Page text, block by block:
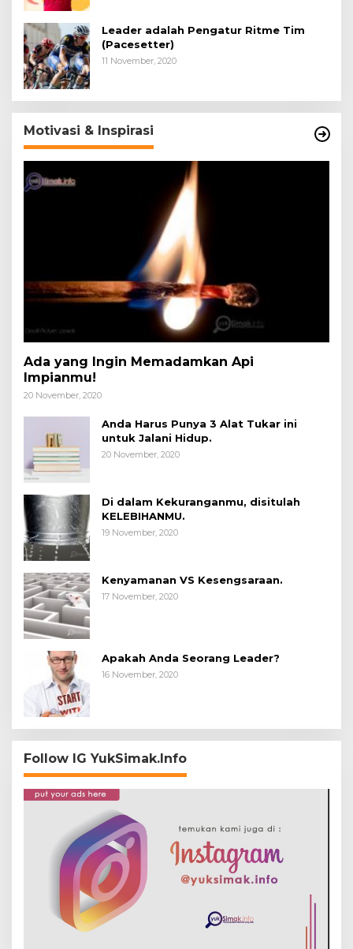
Leader adalah Pengatur Ritme Tim
(Pacesetter)
11 November, 2020
Motivasi & Inspirasi
Ada yang Ingin Memadamkan Api
Impianmu!
20 November, 2020
Anda Harus Punya 3 Alat Tukar ini
untuk Jalani Hidup.
20 November, 2020
Di dalam Kekuranganmu, disitulah
KELEBIHANMU.
19 November, 2020
Kenyamanan VS Kesengsaraan.
17 November, 2020
Apakah Anda Seorang Leader?
16 November, 2020
Follow IG YukSimak.Info